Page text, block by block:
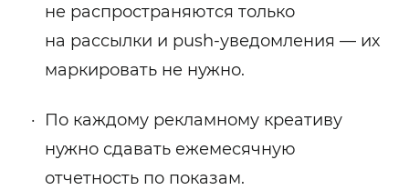
не распространяются только
на рассылки и push-уведомления — их
маркировать не нужно.
По каждому рекламному креативу
нужно сдавать ежемесячную
отчетность по показам.